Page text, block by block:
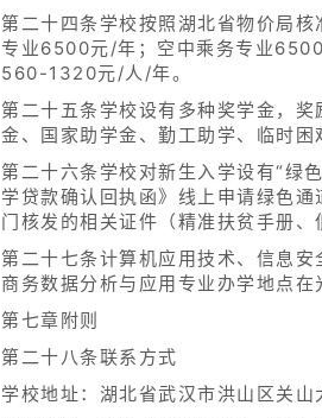
第二十四条学校按照湖北省物价局
专业6500元/年；空中乘务专业
560-1320元/人/年。
第二十五条学校设有多种奖学金，
金、国家助学金、勤工助学、临时困
第二十六条学校对新生入学设有“绿
学贷款确认回执函》线上申请绿色
门核发的相关证件（精准扶贫手册
第二十七条计算机应用技术、信息
商务数据分析与应用专业办学地点在
第七章附则
第二十八条联系方式
学校地址：湖北省武汉市洪山区关